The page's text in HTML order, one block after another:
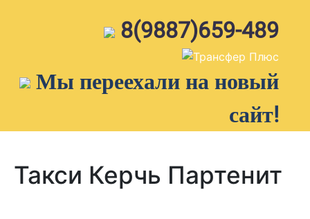
8(9887)659-489
Мы переехали на новый
сайт!
Такси Керчь Партенит